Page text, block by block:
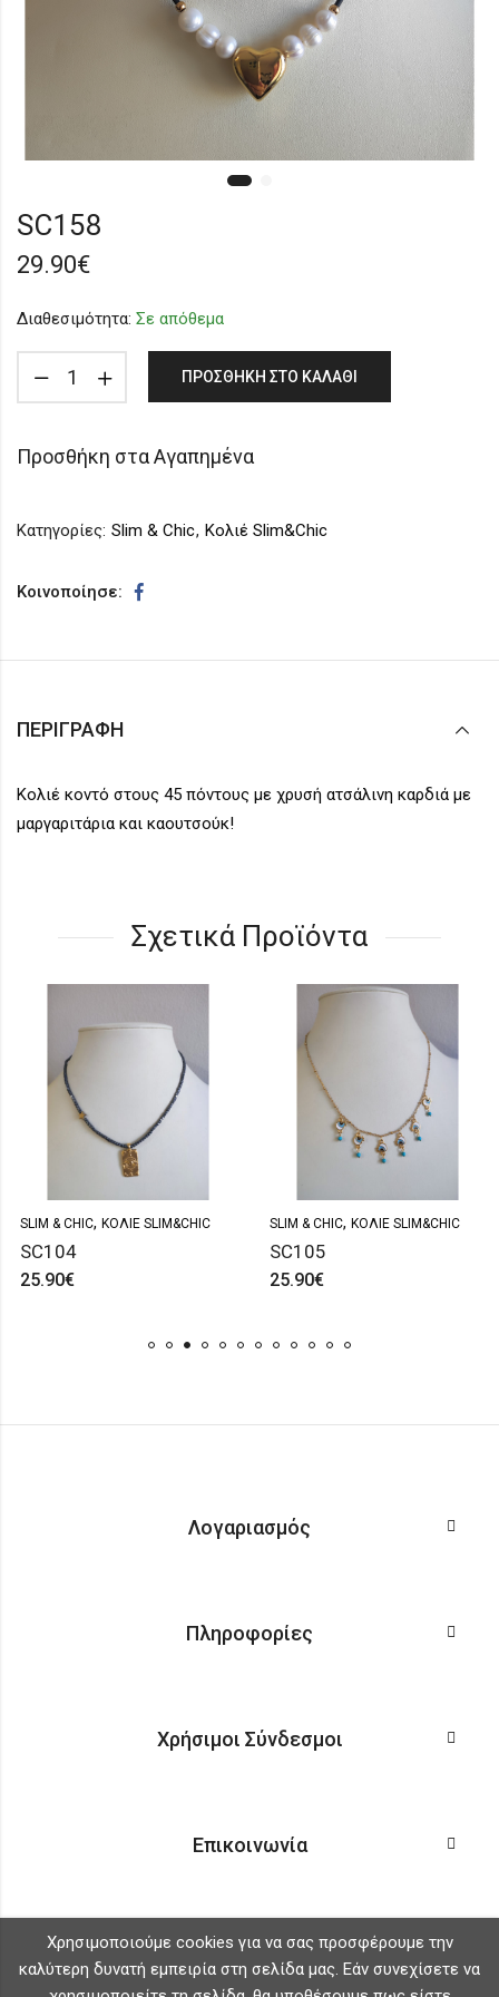
SC158
29.90€
Διαθεσιμότητα: Σε απόθεμα
ΠΡΟΣΘΉΚΗ ΣΤΟ ΚΑΛΆΘΙ
Προσθήκη στα Αγαπημένα
Κατηγορίες: Slim & Chic, Κολιέ Slim&Chic
Κοινοποίησε:
ΠΕΡΙΓΡΑΦΉ
Κολιέ κοντό στους 45 πόντους με χρυσή ατσάλινη καρδιά με
μαργαριτάρια και καουτσούκ!
Σχετικά Προϊόντα
SLIM & CHIC, ΚΟΛΙΈ SLIM&CHIC
SC104
25.90€
SLIM & CHIC, ΚΟΛΙΈ SLIM&CHIC
SC105
25.90€
Λογαριασμός
Πληροφορίες
Χρήσιμοι Σύνδεσμοι
Επικοινωνία
Χρησιμοποιούμε cookies για να σας προσφέρουμε την
καλύτερη δυνατή εμπειρία στη σελίδα μας. Εάν συνεχίσετε να